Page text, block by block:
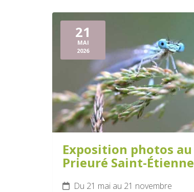
21
MAI
2026
Exposition photos au
Prieuré Saint-Étienne
Du 21 mai au 21 novembre